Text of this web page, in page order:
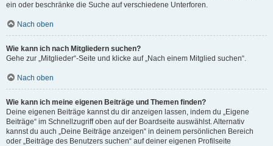
ein oder beschränke die Suche auf verschiedene Unterforen.
Nach oben
Wie kann ich nach Mitgliedern suchen?
Gehe zur „Mitglieder“-Seite und klicke auf „Nach einem Mitglied suchen“.
Nach oben
Wie kann ich meine eigenen Beiträge und Themen finden?
Deine eigenen Beiträge kannst du dir anzeigen lassen, indem du „Eigene
Beiträge“ im Schnellzugriff oben auf der Boardseite auswählst. Alternativ
kannst du auch „Deine Beiträge anzeigen“ in deinem persönlichen Bereich
oder „Beiträge des Benutzers suchen“ auf deiner eigenen Profilseite